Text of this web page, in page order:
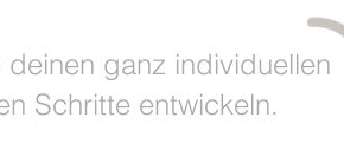
ganz individuellen
Schritte entwickeln.